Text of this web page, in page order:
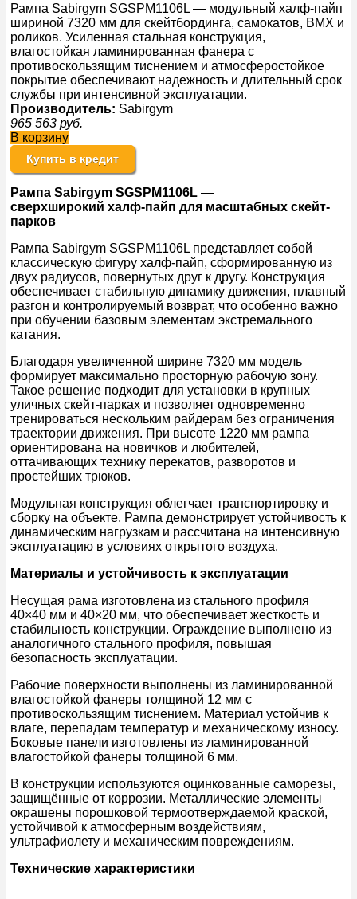
Рампа Sabirgym SGSPM1106L — модульный халф-пайп
шириной 7320 мм для скейтбординга, самокатов, BMX и
роликов. Усиленная стальная конструкция,
влагостойкая ламинированная фанера с
противоскользящим тиснением и атмосферостойкое
покрытие обеспечивают надежность и длительный срок
службы при интенсивной эксплуатации.
Производитель: Sabirgym
965 563 руб.
В корзину
Купить в кредит
Рампа Sabirgym SGSPM1106L —
сверхширокий халф-пайп для масштабных скейт-
парков
Рампа Sabirgym SGSPM1106L представляет собой
классическую фигуру халф-пайп, сформированную из
двух радиусов, повернутых друг к другу. Конструкция
обеспечивает стабильную динамику движения, плавный
разгон и контролируемый возврат, что особенно важно
при обучении базовым элементам экстремального
катания.
Благодаря увеличенной ширине 7320 мм модель
формирует максимально просторную рабочую зону.
Такое решение подходит для установки в крупных
уличных скейт-парках и позволяет одновременно
тренироваться нескольким райдерам без ограничения
траектории движения. При высоте 1220 мм рампа
ориентирована на новичков и любителей,
оттачивающих технику перекатов, разворотов и
простейших трюков.
Модульная конструкция облегчает транспортировку и
сборку на объекте. Рампа демонстрирует устойчивость к
динамическим нагрузкам и рассчитана на интенсивную
эксплуатацию в условиях открытого воздуха.
Материалы и устойчивость к эксплуатации
Несущая рама изготовлена из стального профиля
40×40 мм и 40×20 мм, что обеспечивает жесткость и
стабильность конструкции. Ограждение выполнено из
аналогичного стального профиля, повышая
безопасность эксплуатации.
Рабочие поверхности выполнены из ламинированной
влагостойкой фанеры толщиной 12 мм с
противоскользящим тиснением. Материал устойчив к
влаге, перепадам температур и механическому износу.
Боковые панели изготовлены из ламинированной
влагостойкой фанеры толщиной 6 мм.
В конструкции используются оцинкованные саморезы,
защищённые от коррозии. Металлические элементы
окрашены порошковой термоотверждаемой краской,
устойчивой к атмосферным воздействиям,
ультрафиолету и механическим повреждениям.
Технические характеристики